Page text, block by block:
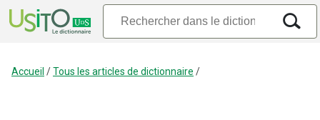
Accueil /Tous les articles de dictionnaire /